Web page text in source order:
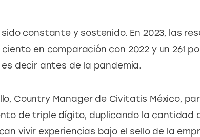
constante y sostenido. En 2023, las
en comparación con 2022 y un 261
decir antes de la pandemia.
Country Manager de Civitatis México,
de triple dígito, duplicando la cantidad
vivir experiencias bajo el sello de la